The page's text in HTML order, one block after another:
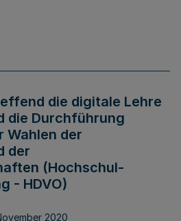
die digitale Lehre
die Durchführung
Wahlen der
der
(Hochschul-
- HDVO)
2020